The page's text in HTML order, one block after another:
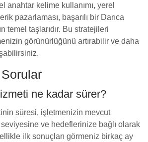
anahtar kelime kullanımı, yerel
pazarlaması, başarılı bir Darıca
temel taşlarıdır. Bu stratejileri
görünürlüğünü artırabilir ve daha
ne kadar sürer?
süresi, işletmenizin mevcut
ve hedeflerinize bağlı olarak
ilk sonuçları görmeniz birkaç ay